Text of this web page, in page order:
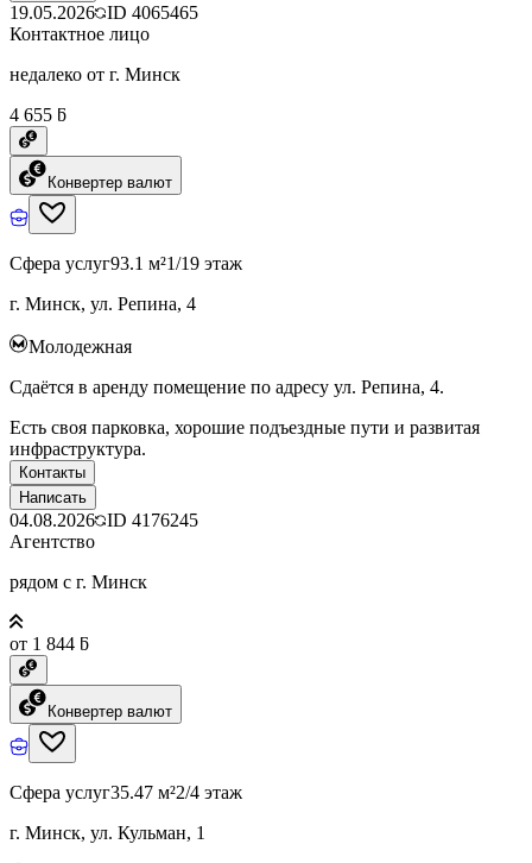
19.05.2026 ID 4065465
Контактное лицо
недалеко от г. Минск
4 655 ƃ
Конвертер валют
Сфера услуг93.1 м²1/19 этаж
г. Минск, ул. Репина, 4
Молодежная
Сдаётся в аренду помещение по адресу ул. Репина, 4.
Есть своя парковка, хорошие подъездные пути и развитая
инфраструктура.
Контакты
Написать
04.08.2026 ID 4176245
Агентство
рядом с г. Минск
от 1 844 ƃ
Конвертер валют
Сфера услуг35.47 м²2/4 этаж
г. Минск, ул. Кульман, 1